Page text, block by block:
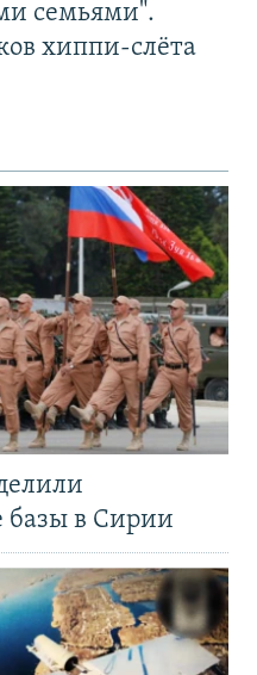
семьями".
хиппи-слёта
базы в Сирии